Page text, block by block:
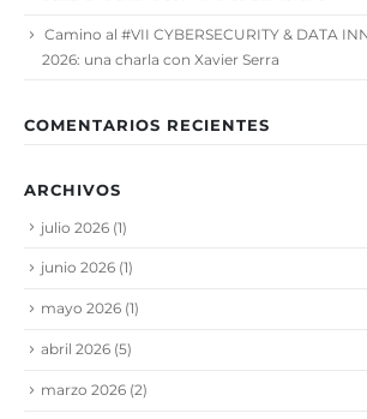
Camino al #VII CYBERSECURITY & DATA
2026: una charla con Xavier Serra
COMENTARIOS RECIENTES
ARCHIVOS
julio 2026 (1)
junio 2026 (1)
mayo 2026 (1)
abril 2026 (5)
marzo 2026 (2)